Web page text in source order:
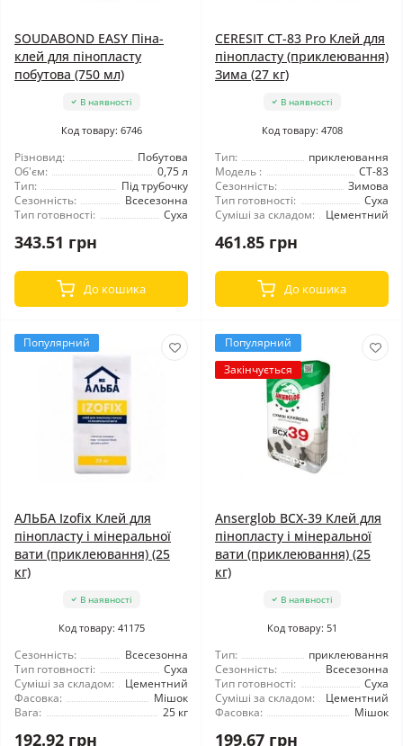
SOUDABOND EASY Піна-
клей для пінопласту
побутова (750 мл)
В наявності
Код товару: 6746
Різновид:
Побутова
Об'єм:
0,75 л
Тип:
Під трубочку
Сезонність:
Всесезонна
Тип готовності:
Суха
343.51 грн
До кошика
CERESIT CT-83 Pro Клей для
пінопласту (приклеювання)
Зима (27 кг)
В наявності
Код товару: 4708
Тип:
приклеювання
Модель :
CT-83
Сезонність:
Зимова
Тип готовності:
Суха
Суміші за складом:
Цементний
461.85 грн
До кошика
Популярний
АЛЬБА Izofix Клей для
пінопласту і мінеральної
вати (приклеювання) (25
кг)
В наявності
Код товару: 41175
Сезонність:
Всесезонна
Тип готовності:
Суха
Суміші за складом:
Цементний
Фасовка:
Мішок
Вага:
25 кг
192.92 грн
Популярний
Закінчується
Anserglob BCX-39 Клей для
пінопласту і мінеральної
вати (приклеювання) (25
кг)
В наявності
Код товару: 51
Тип:
приклеювання
Сезонність:
Всесезонна
Тип готовності:
Суха
Суміші за складом:
Цементний
Фасовка:
Мішок
199.67 грн